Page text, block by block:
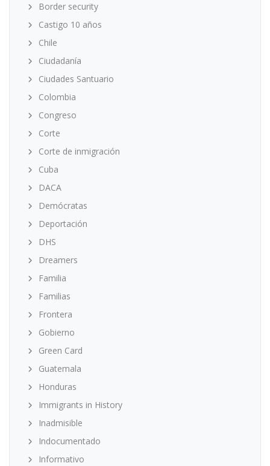
Border security
Castigo 10 años
Chile
Ciudadanía
Ciudades Santuario
Colombia
Congreso
Corte
Corte de inmigración
Cuba
DACA
Demócratas
Deportación
DHS
Dreamers
Familia
Familias
Frontera
Gobierno
Green Card
Guatemala
Honduras
Immigrants in History
Inadmisible
Indocumentado
Informativo